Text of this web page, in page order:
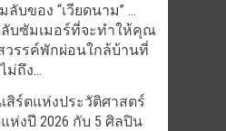
ลับของ “เวียดนาม” …
บซัมเมอร์ที่จะทำให้คุณ
วรรค์พักผ่อนใกล้บ้านที่
ม่ถึง...
สิร์ตแห่งประวัติศาสตร์
ห่งปี 2026 กับ 5 ศิลปิน